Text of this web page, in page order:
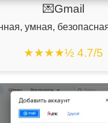
💌Gmail
умная,
★★★★½ 4.7/5